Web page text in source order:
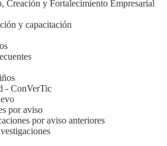
Creación y Fortalecimiento Empresarial
y capacitación
- ConVerTic
por aviso
por aviso anteriores